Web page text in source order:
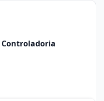
Controladoria